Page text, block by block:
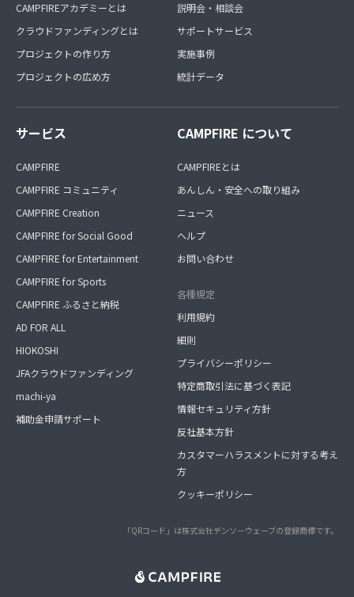
CAMPFIREアカデミーとは
クラウドファンディングとは
プロジェクトの作り方
プロジェクトの広め方
説明会・相談会
サポートサービス
実施事例
統計データ
サービス
CAMPFIRE
CAMPFIRE コミュニティ
CAMPFIRE Creation
CAMPFIRE for Social Good
CAMPFIRE for Entertainment
CAMPFIRE for Sports
CAMPFIRE ふるさと納税
AD FOR ALL
HIOKOSHI
JFAクラウドファンディング
machi-ya
補助金申請サポート
CAMPFIRE について
CAMPFIREとは
あんしん・安全への取り組み
ニュース
ヘルプ
お問い合わせ
各種規定
利用規約
細則
プライバシーポリシー
特定商取引法に基づく表記
情報セキュリティ方針
反社基本方針
カスタマーハラスメントに対する考え
方
クッキーポリシー
「QRコード」は株式会社デンソーウェーブの登録商標です。